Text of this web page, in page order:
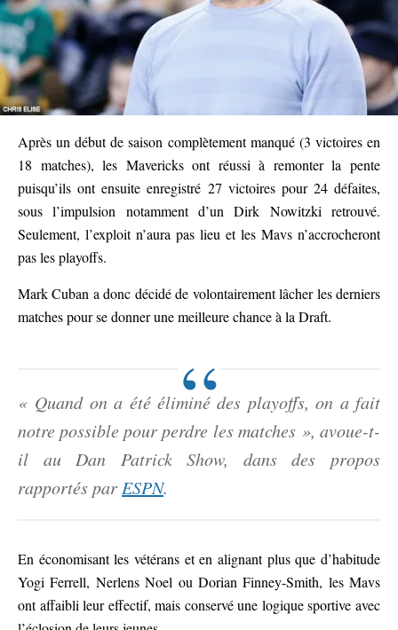
Après un début de saison complètement manqué (3 victoires en
18 matches), les Mavericks ont réussi à remonter la pente
puisqu’ils ont ensuite enregistré 27 victoires pour 24 défaites,
sous l’impulsion notamment d’un Dirk Nowitzki retrouvé.
Seulement, l’exploit n’aura pas lieu et les Mavs n’accrocheront
pas les playoffs.
Mark Cuban a donc décidé de volontairement lâcher les derniers
matches pour se donner une meilleure chance à la Draft.
« Quand on a été éliminé des playoffs, on a fait
notre possible pour perdre les matches », avoue-t-
il au Dan Patrick Show, dans des propos
rapportés parESPN.
En économisant les vétérans et en alignant plus que d’habitude
Yogi Ferrell, Nerlens Noel ou Dorian Finney-Smith, les Mavs
ont affaibli leur effectif, mais conservé une logique sportive avec